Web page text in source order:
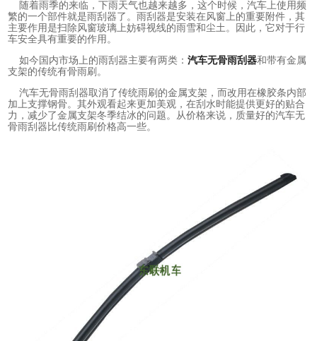
随着雨季的来临，下雨天气也越来越多，这个时候，汽车上使用频
繁的一个部件就是雨刮器了。雨刮器是安装在风窗上的重要附件，其
主要作用是扫除风窗玻璃上妨碍视线的雨雪和尘土。因此，它对于行
车安全具有重要的作用。
如今国内市场上的雨刮器主要有两类：汽车无骨雨刮器和带有金属
支架的传统有骨雨刷。
汽车无骨雨刮器取消了传统雨刷的金属支架，而改用在橡胶条内部
加上支撑钢骨。其外观看起来更加美观，在刮水时能提供更好的贴合
力，减少了金属支架冬季结冰的问题。从价格来说，质量好的汽车无
骨雨刮器比传统雨刷价格高一些。